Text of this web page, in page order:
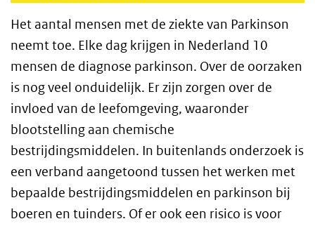
Het aantal mensen met de ziekte van Parkinson
neemt toe. Elke dag krijgen in Nederland 10
mensen de diagnose parkinson. Over de oorzaken
is nog veel onduidelijk. Er zijn zorgen over de
invloed van de leefomgeving, waaronder
blootstelling aan chemische
bestrijdingsmiddelen. In buitenlands onderzoek is
een verband aangetoond tussen het werken met
bepaalde bestrijdingsmiddelen en parkinson bij
boeren en tuinders. Of er ook een risico is voor